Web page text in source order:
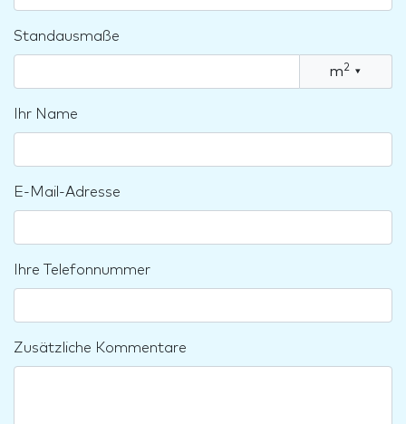
Standausmaße
m2 ▾
Ihr Name
E-Mail-Adresse
Ihre Telefonnummer
Zusätzliche Kommentare